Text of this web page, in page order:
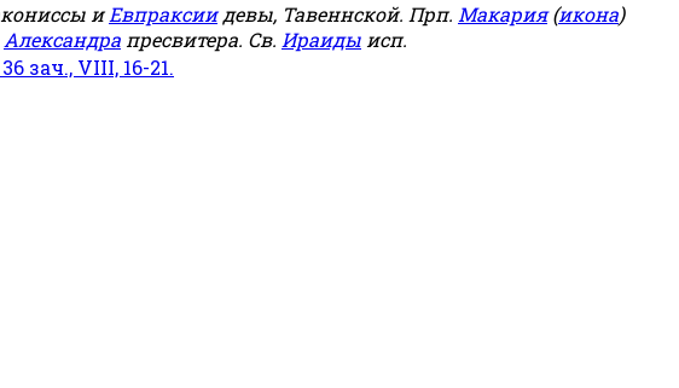
иЕвпраксиидевы, Тавеннской. Прп. Макария(икона)
Александра пресвитера. Св. Ираиды исп.
зач., VIII, 16-21.